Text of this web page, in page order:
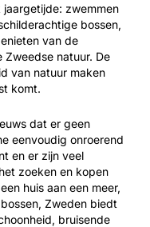
zwemmen
bossen,
van de
Zweedse natuur. De
van natuur maken
komt.
dat er geen
eenvoudig onroerend
en er zijn veel
zoeken en kopen
huis aan een meer,
Zweden biedt
bruisende